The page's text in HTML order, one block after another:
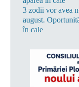
3 zodii vor avea
august.
în cale